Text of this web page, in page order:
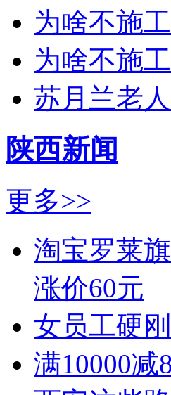
为啥不施
为啥不施
苏月兰老
陕西新闻
更多>>
淘宝罗莱
涨价60元
女员工硬
满10000减